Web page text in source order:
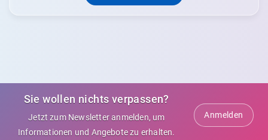
Sie wollen nichts verpassen?
Jetzt zum Newsletter anmelden, um
Informationen und Angebote zu erhalten.
Anmelden